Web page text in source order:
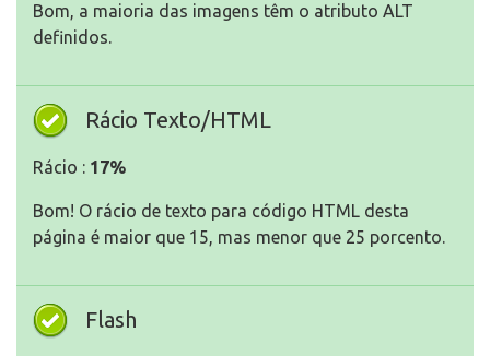
Bom, a maioria das imagens têm o atributo ALT
definidos.
Rácio Texto/HTML
Rácio : 17%
Bom! O rácio de texto para código HTML desta
página é maior que 15, mas menor que 25 porcento.
Flash